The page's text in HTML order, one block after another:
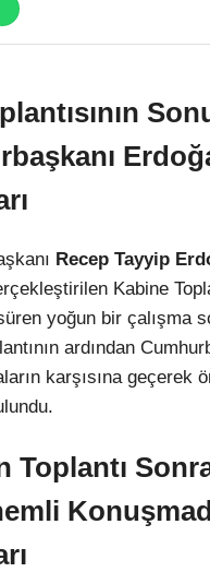
Recep Tayyip
Kabine
yoğun bir çalışma
ardından
karşısına geçerek
Toplantı